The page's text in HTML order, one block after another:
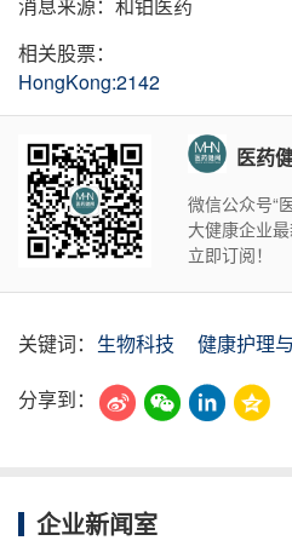
相关股票：
HongKong:2142
医药
微信公众号“
大健康企业
立即订阅！
关键词： 生物科技 健康护理
分享到：
企业新闻室